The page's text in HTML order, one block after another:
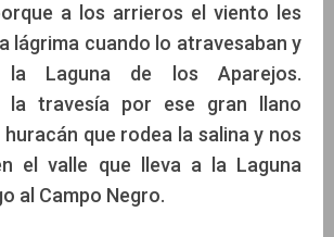
a los arrieros el viento les
lágrima cuando lo atravesaban y
la Laguna de los Aparejos.
la travesía por ese gran llano
que rodea la salina y nos
el valle que lleva a la Laguna
al Campo Negro.